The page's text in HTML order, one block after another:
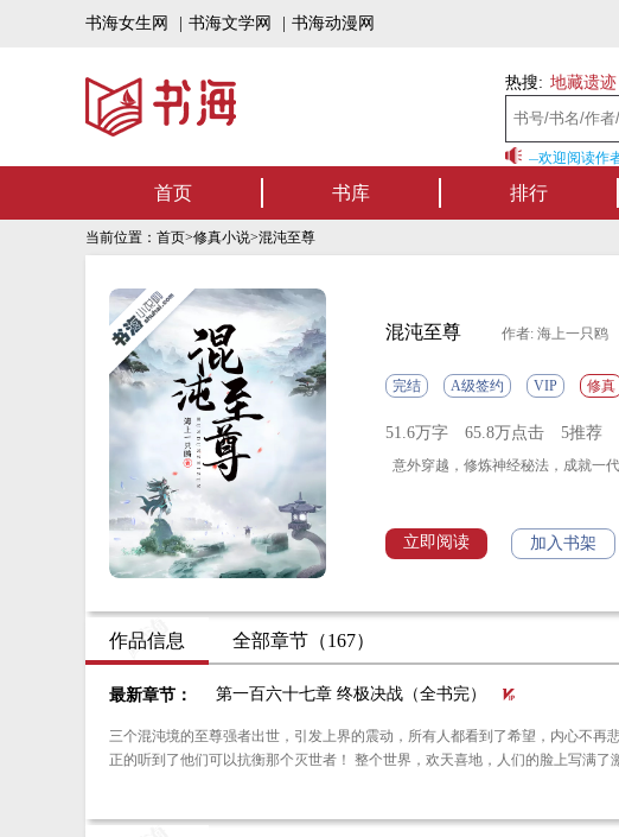
书海女生网 书海文学网 书海动漫网
热搜: 地藏遗迹
名家名作——欢迎阅读作者
首页 书库 排行
当前位置： 首页>修真小说>混沌至尊
混沌至尊 作者: 海上一只鸥
完结 A级签约 VIP 修真
51.6万字 65.8万点击 5推荐
意外穿越，修炼神经秘法，成就一
立即阅读 加入书架
作品信息 全部章节（167）
最新章节： 第一百六十七章 终极决战（全书完）
三个混沌境的至尊强者出世，引发上界的震动，所有人都看到了希望，内心不再悲戚。 就连普通的凡人，也听到了消息，他们不知道混沌境强者究竟多么
正的听到了他们可以抗衡那个灭世者！ 整个世界，欢天喜地，人们的脸上